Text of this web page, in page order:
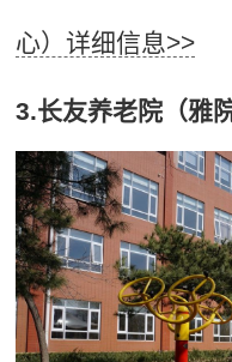
心）详细信息>>
3.长友养老院（雅院